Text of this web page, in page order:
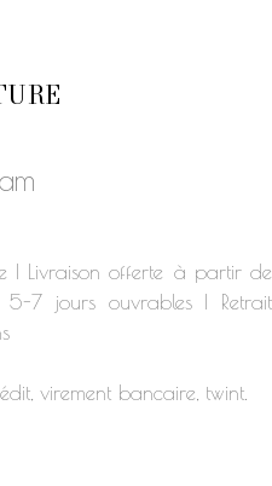
| Livraison offerte à partir de
7 jours ouvrables | Retrait
virement bancaire, twint.